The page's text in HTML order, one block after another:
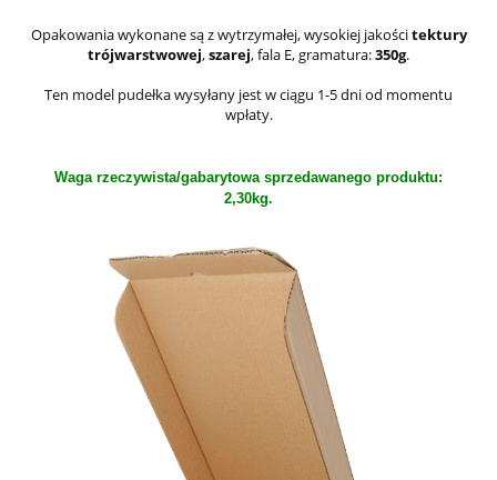
Opakowania wykonane są z wytrzymałej, wysokiej jakościtektury
trójwarstwowej,szarej, fala E, gramatura:350g.
Ten model pudełka wysyłany jest w ciągu 1-5 dni od momentu
wpłaty.
Waga rzeczywista/gabarytowa sprzedawanego produktu:
2,30kg.